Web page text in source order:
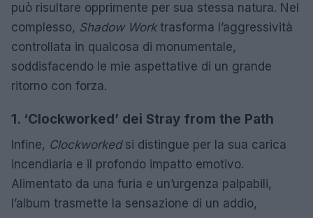
può risultare opprimente per sua stessa natura. Nel
complesso, Shadow Worktrasforma l’aggressività
controllata in qualcosa di monumentale,
soddisfacendo le mie aspettative di un grande
ritorno con forza.
1. ‘Clockworked’ dei Stray from the Path
Infine, Clockworkedsi distingue per la sua carica
incendiaria e il profondo impatto emotivo.
Alimentato da una furia e un’urgenza palpabili,
l’album trasmette la sensazione di un addio,